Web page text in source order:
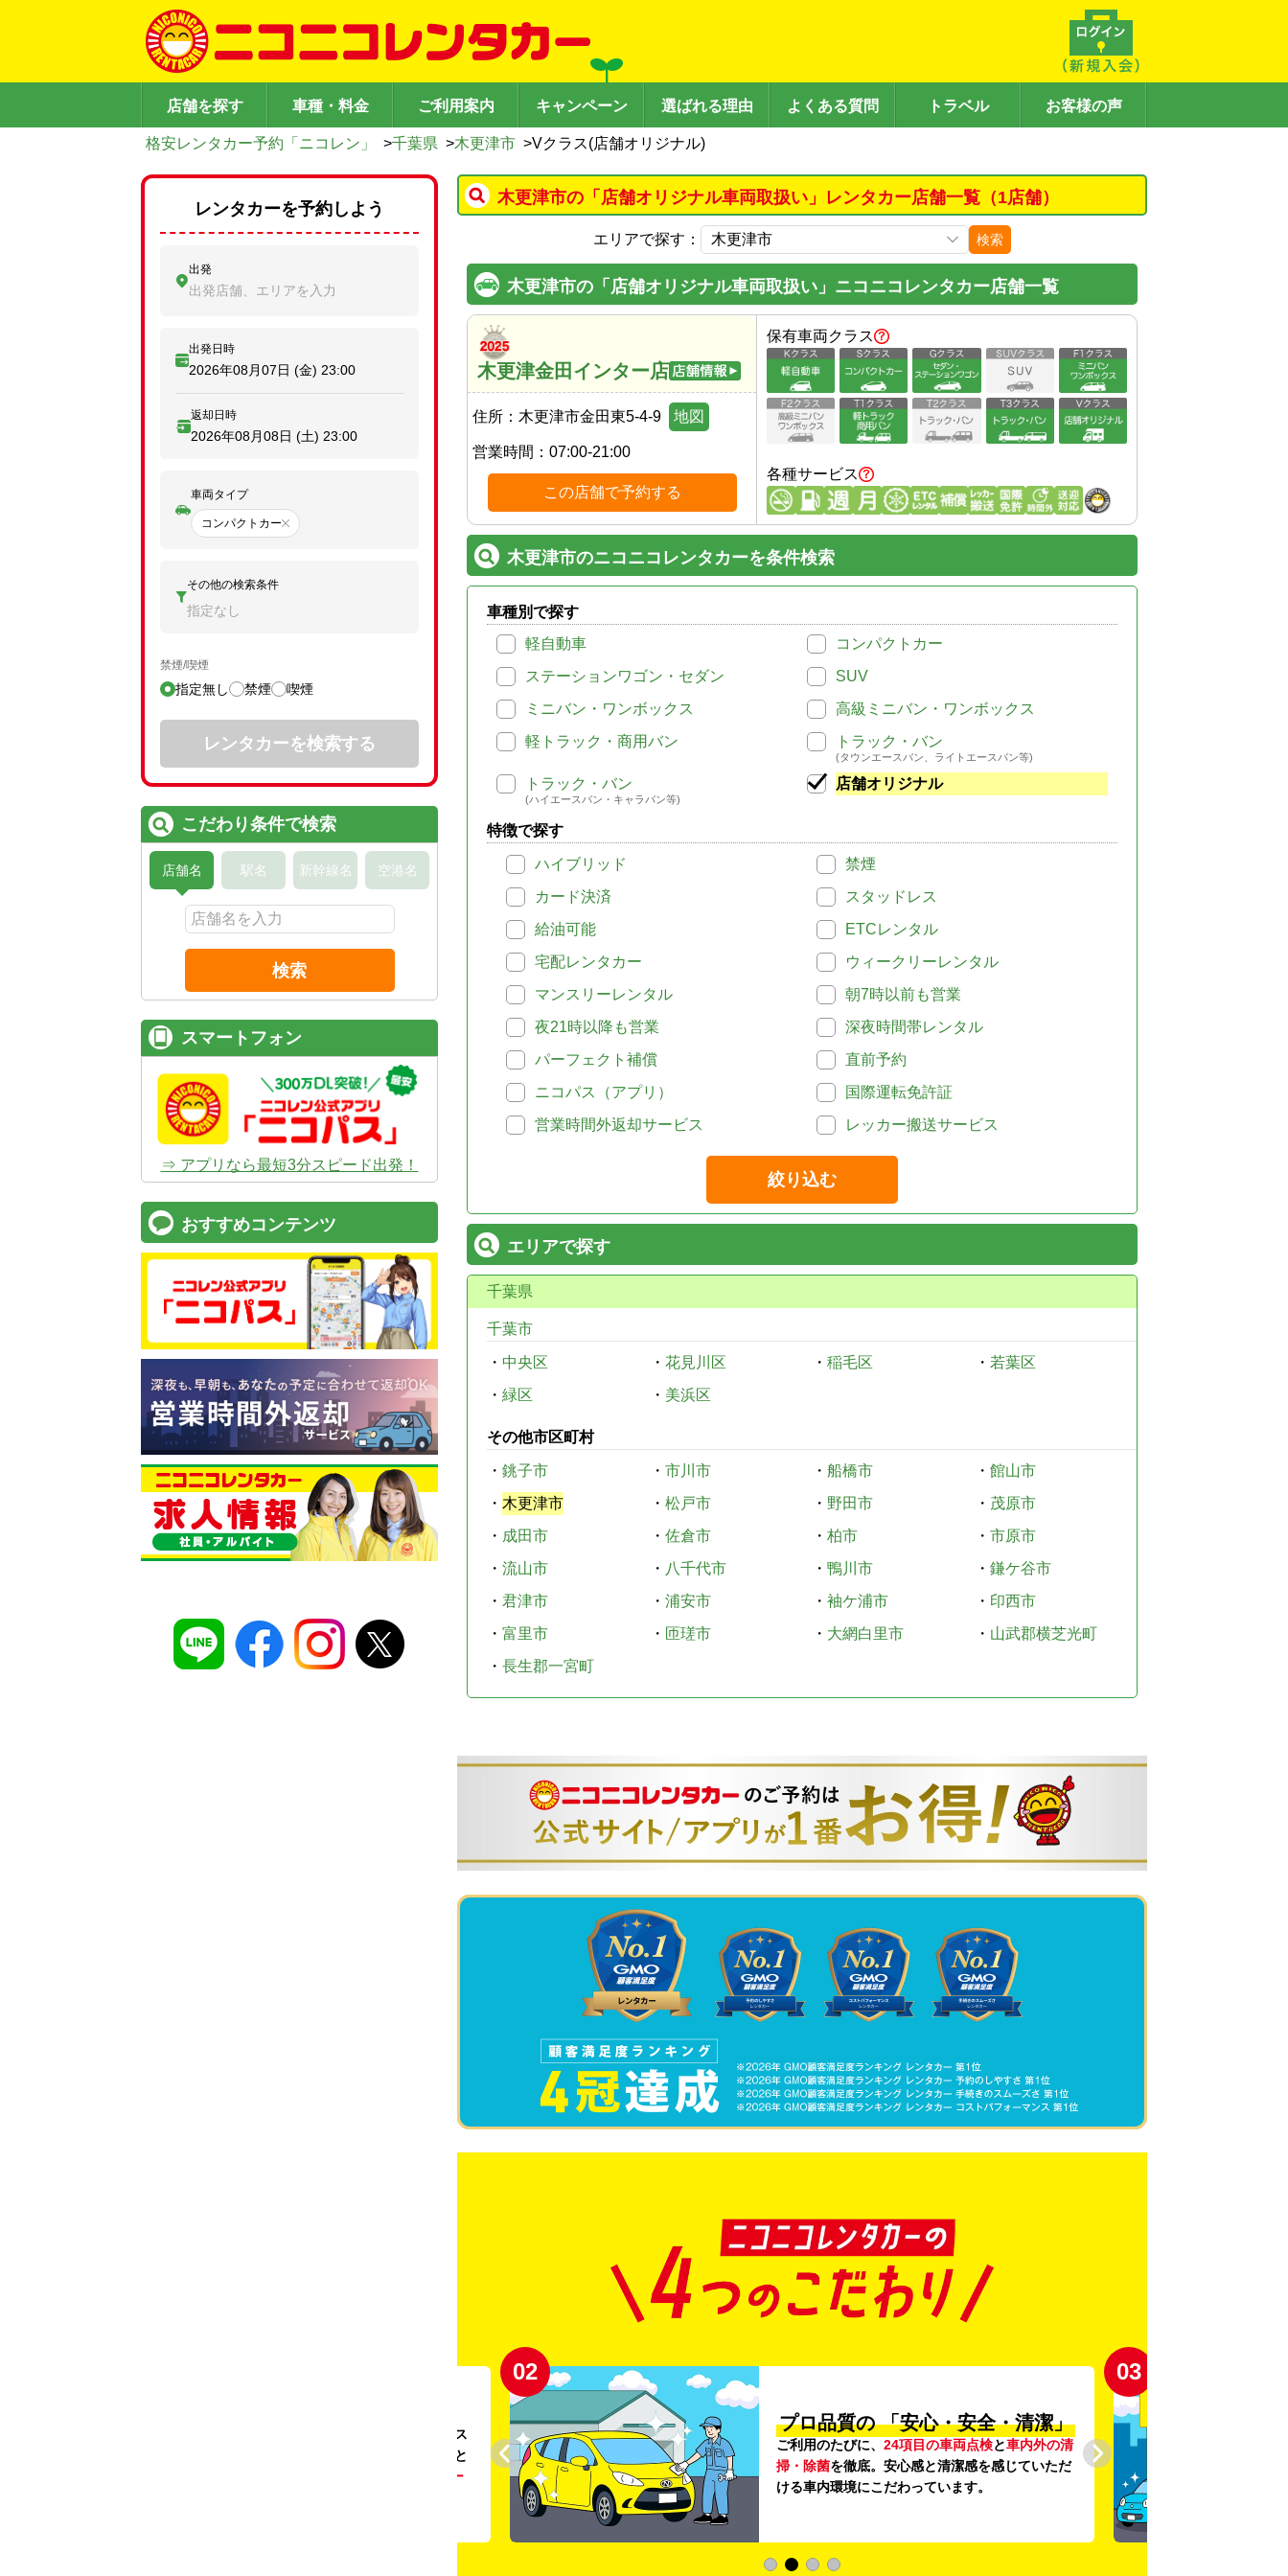
店舗を探す 車種・料金 ご利用案内 キャンペーン 選ばれる理由 よくある質問 トラベル お客様の声
格安レンタカー予約「ニコレン」 >千葉県 >木更津市 >Vクラス(店舗オリジナル)
木更津市の「店舗オリジナル車両取扱い」レンタカー店舗一覧（1店舗）
エリアで探す： 検索
木更津市の「店舗オリジナル車両取扱い」ニコニコレンタカー店舗一覧
木更津金田インター店
住所： 木更津市金田東5-4-9 地図
営業時間： 07:00-21:00
この店舗で予約する
保有車両クラス
各種サービス
木更津市のニコニコレンタカーを条件検索
車種別で探す
軽自動車
コンパクトカー
ステーションワゴン・セダン
SUV
ミニバン・ワンボックス
高級ミニバン・ワンボックス
軽トラック・商用バン
トラック・バン
(タウンエースバン、ライトエースバン等)
トラック・バン
(ハイエースバン・キャラバン等)
店舗オリジナル
特徴で探す
ハイブリッド
禁煙
カード決済
スタッドレス
給油可能
ETCレンタル
宅配レンタカー
ウィークリーレンタル
マンスリーレンタル
朝7時以前も営業
夜21時以降も営業
深夜時間帯レンタル
パーフェクト補償
直前予約
ニコパス（アプリ）
国際運転免許証
営業時間外返却サービス
レッカー搬送サービス
絞り込む
エリアで探す
千葉県
千葉市
・ 中央区 ・ 花見川区 ・ 稲毛区 ・ 若葉区
・ 緑区 ・ 美浜区
その他市区町村
・ 銚子市 ・ 市川市 ・ 船橋市 ・ 館山市
・ 木更津市 ・ 松戸市 ・ 野田市 ・ 茂原市
・ 成田市 ・ 佐倉市 ・ 柏市 ・ 市原市
・ 流山市 ・ 八千代市 ・ 鴨川市 ・ 鎌ケ谷市
・ 君津市 ・ 浦安市 ・ 袖ケ浦市 ・ 印西市
・ 富里市 ・ 匝瑳市 ・ 大網白里市 ・ 山武郡横芝光町
・ 長生郡一宮町
。ガソリンス
タンドや整備工場の既存インフラを活用すること
リー
02
プロ品質の 「安心・安全・清潔」
ご利用のたびに、 24項目の車両点検と車内外の清
掃・除菌を徹底。安心感と清潔感を感じていただ
ける車内環境にこだわっています。
03
レンタカーを予約しよう
出発
出発店舗、エリアを入力
出発日時
2026年08月07日 (金) 23:00
返却日時
2026年08月08日 (土) 23:00
車両タイプ
コンパクトカー
その他の検索条件
指定なし
禁煙/喫煙
指定無し 禁煙 喫煙
レンタカーを検索する
こだわり条件で検索
店舗名 駅名 新幹線名 空港名
検索
スマートフォン
⇒ アプリなら最短3分スピード出発！
おすすめコンテンツ